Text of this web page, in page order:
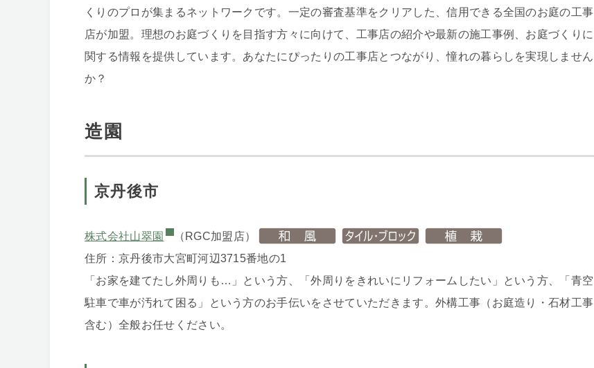
くりのプロが集まるネットワークです。一定の審査基準をクリアした、信用できる全国のお庭の工事
店が加盟。理想のお庭づくりを目指す方々に向けて、工事店の紹介や最新の施工事例、お庭づくりに
関する情報を提供しています。あなたにぴったりの工事店とつながり、憧れの暮らしを実現しません
か？
造園
京丹後市
株式会社山翠園
（RGC加盟店）
住所：京丹後市大宮町河辺3715番地の1
「お家を建てたし外周りも…」という方、「外周りをきれいにリフォームしたい」という方、「青空
駐車で車が汚れて困る」という方のお手伝いをさせていただきます。外構工事（お庭造り・石材工事
含む）全般お任せください。